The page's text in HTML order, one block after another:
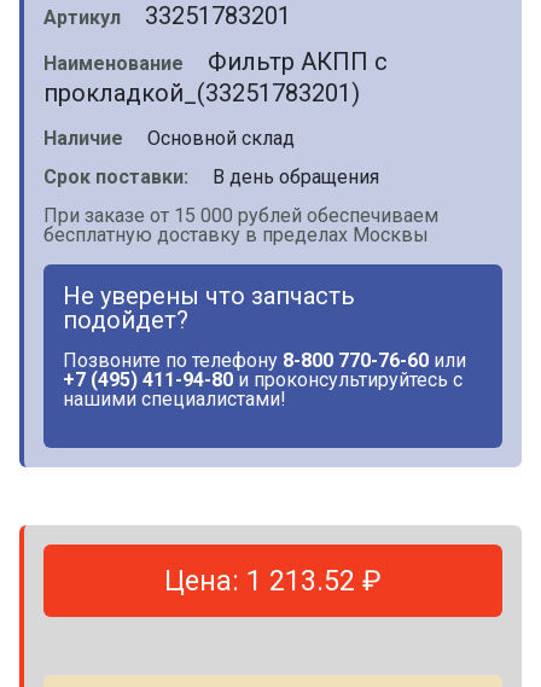
Артикул 33251783201
Наименование
Фильтр АКПП с
прокладкой_(33251783201)
Наличие
Основной склад
Срок поставки:
В день обращения
При заказе от 15 000 рублей обеспечиваем
бесплатную доставку в пределах Москвы
Не уверены что запчасть
подойдет?
Позвоните по телефону 8-800 770-76-60 или
+7 (495) 411-94-80 и проконсультируйтесь с
нашими специалистами!
Цена: 1 213.52 ₽